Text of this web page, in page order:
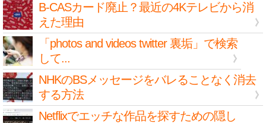
B-CASカード廃止？最近の4Kテレビから消
えた理由
「photos and videos twitter 裏垢」で検索
して...
NHKのBSメッセージをバレることなく消去
する方法
Netflixでエッチな作品を探すための隠し